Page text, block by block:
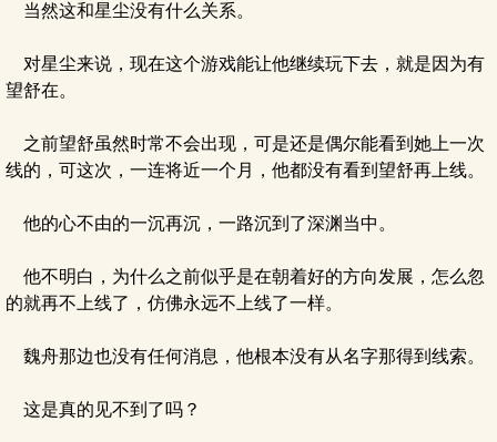
当然这和星尘没有什么关系。
对星尘来说，现在这个游戏能让他继续玩下去，就是因为有
望舒在。
之前望舒虽然时常不会出现，可是还是偶尔能看到她上一次
线的，可这次，一连将近一个月，他都没有看到望舒再上线。
他的心不由的一沉再沉，一路沉到了深渊当中。
他不明白，为什么之前似乎是在朝着好的方向发展，怎么忽
的就再不上线了，仿佛永远不上线了一样。
魏舟那边也没有任何消息，他根本没有从名字那得到线索。
这是真的见不到了吗？